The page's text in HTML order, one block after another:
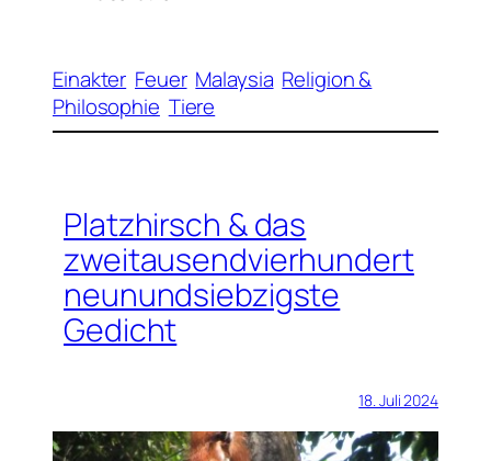
Einakter Feuer Malaysia Religion &
Philosophie Tiere
Platzhirsch & das
zweitausendvierhundert
neunundsiebzigste
Gedicht
18. Juli 2024